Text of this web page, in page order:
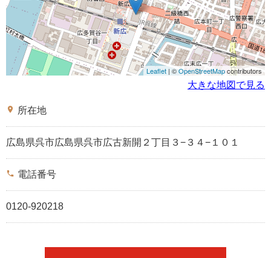
Leaflet | ©OpenStreetMapcontributors
大きな地図で見る
place 所在地
広島県呉市広島県呉市広古新開２丁目３−３４−１０１
phone 電話番号
0120-920218